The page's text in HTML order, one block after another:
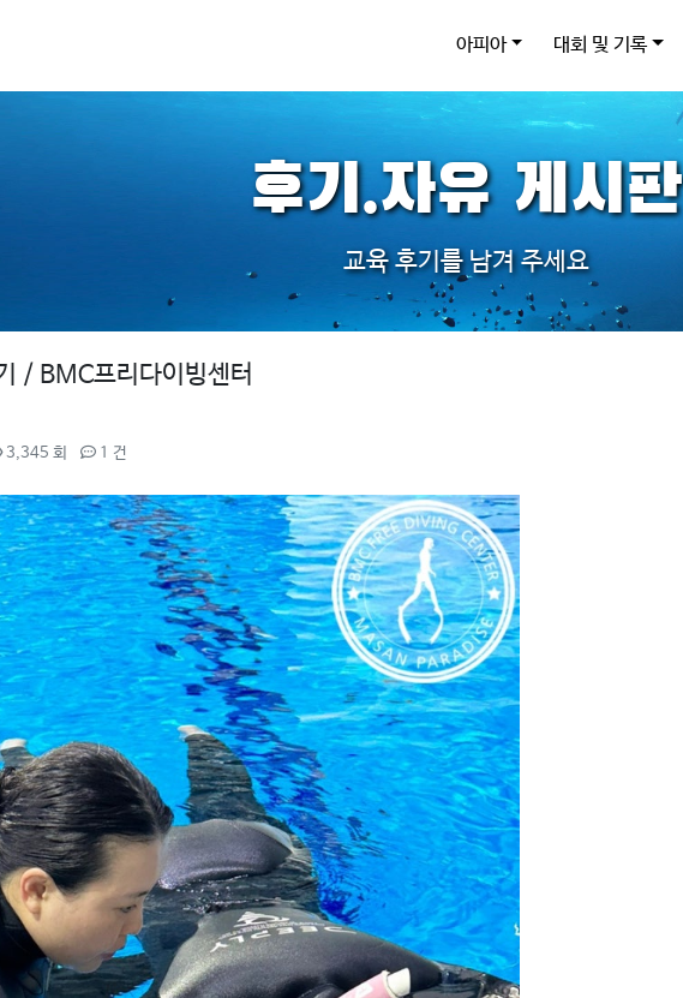
아피아 대회 및 기록
후기.자유 게시판
교육 후기를 남겨 주세요
/ BMC프리다이빙센터
3,345 회 1 건